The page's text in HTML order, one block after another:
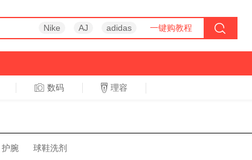
Nike AJ adidas 一键购教程
数码 理容
护腕 球鞋洗剂